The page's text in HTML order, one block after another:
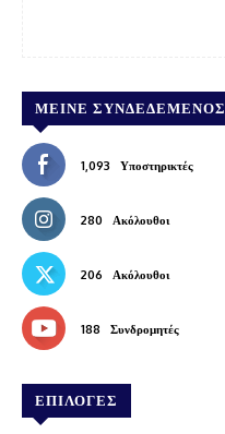
ΜΕΊΝΕ ΣΥΝΔΕΔΕΜΈΝΟΣ
1,093 Υποστηρικτές
280 Ακόλουθοι
206 Ακόλουθοι
188 Συνδρομητές
ΕΠΙΛΟΓΕΣ